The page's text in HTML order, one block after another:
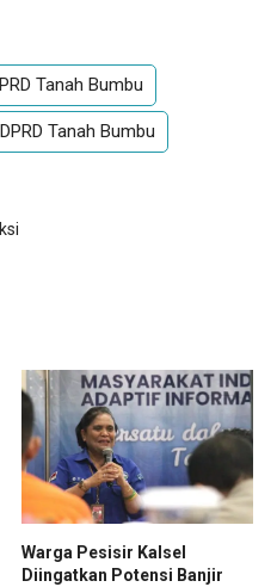
Tanah Bumbu
Tanah Bumbu
Warga Pesisir Kalsel
Diingatkan Potensi Banjir